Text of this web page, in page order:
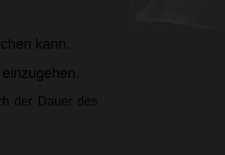
kann.
der Dauer des